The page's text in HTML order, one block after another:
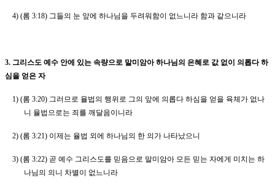
4) (롬3:18) 그들의 눈 앞에 하나님을 두려워함이 없느니라 함과 같으니라
3. 그리스도 예수 안에 있는 속량으로 말미암아 하나님의 은혜로 값 없이 의롭다 하
심을 얻은 자
1) (롬3:20) 그러므로 율법의 행위로 그의 앞에 의롭다 하심을 얻을 육체가 없나
니 율법으로는 죄를 깨달음이니라
2) (롬3:21) 이제는 율법 외에 하나님의 한 의가 나타났으니
3) (롬3:22) 곧 예수 그리스도를 믿음으로 말미암아 모든 믿는 자에게 미치는 하
나님의 의니 차별이 없느니라